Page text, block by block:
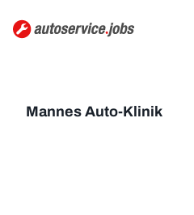
Mannes Auto-Klinik